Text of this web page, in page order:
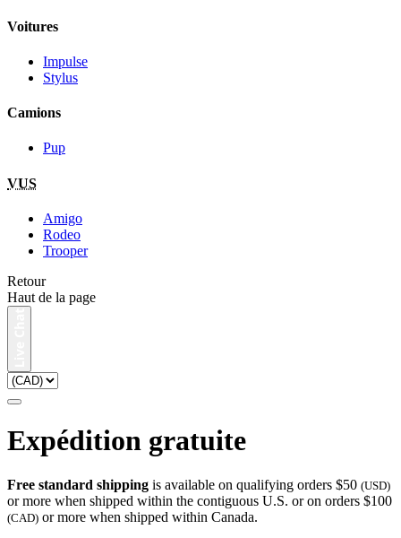
Voitures
Impulse
Stylus
Camions
Pup
VUS
Amigo
Rodeo
Trooper
Retour
Haut de la page
Expédition gratuite
Free standard shipping is available on qualifying orders $50 (USD)
or more when shipped within the contiguous U.S. or on orders $100
(CAD) or more when shipped within Canada.